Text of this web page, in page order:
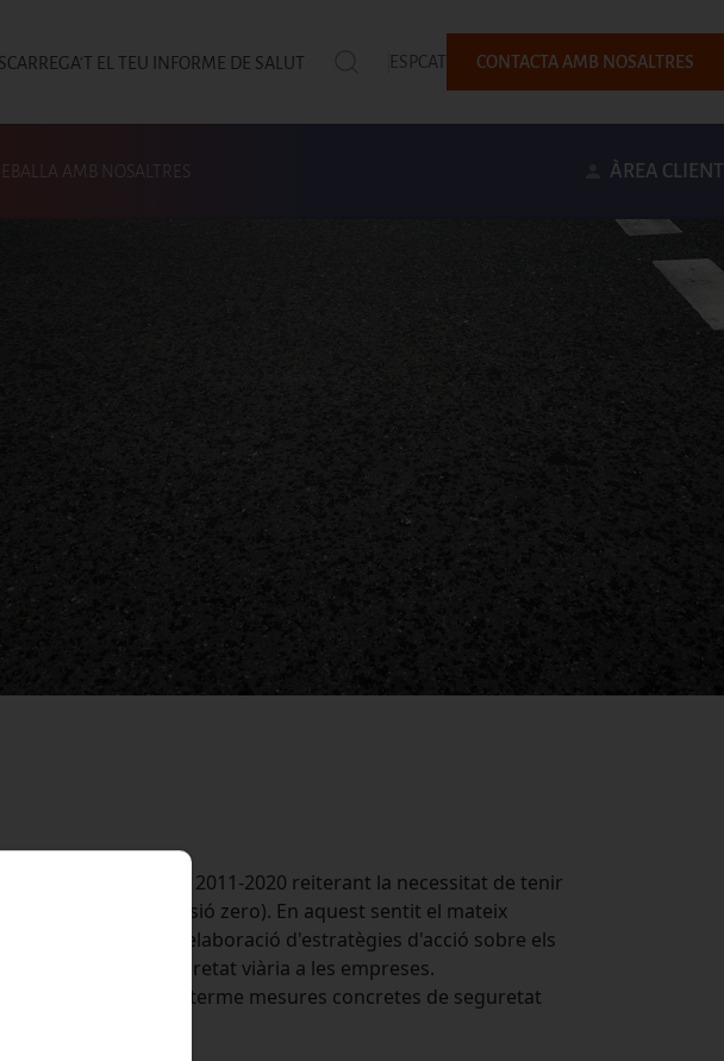
TopEL TEU INFORME DE SALUT ESPCAT CONTACTA AMB NOSALTRES
AMB NOSALTRES ÀREA CLIENT
viària europea 2011-2020 reiterant la necessitat de tenir
de trànsit (visió zero). En aquest sentit el mateix
quals es troba l'elaboració d'estratègies d'acció sobre els
de plans de seguretat viària a les empreses.
sentit i dur a terme mesures concretes de seguretat